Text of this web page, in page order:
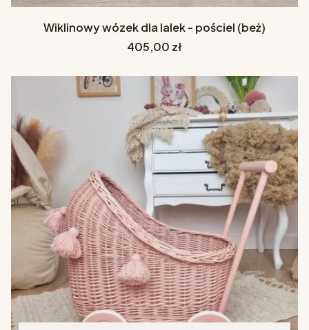
Wiklinowy wózek dla lalek - pościel (beż)
Cena
405,00 zł